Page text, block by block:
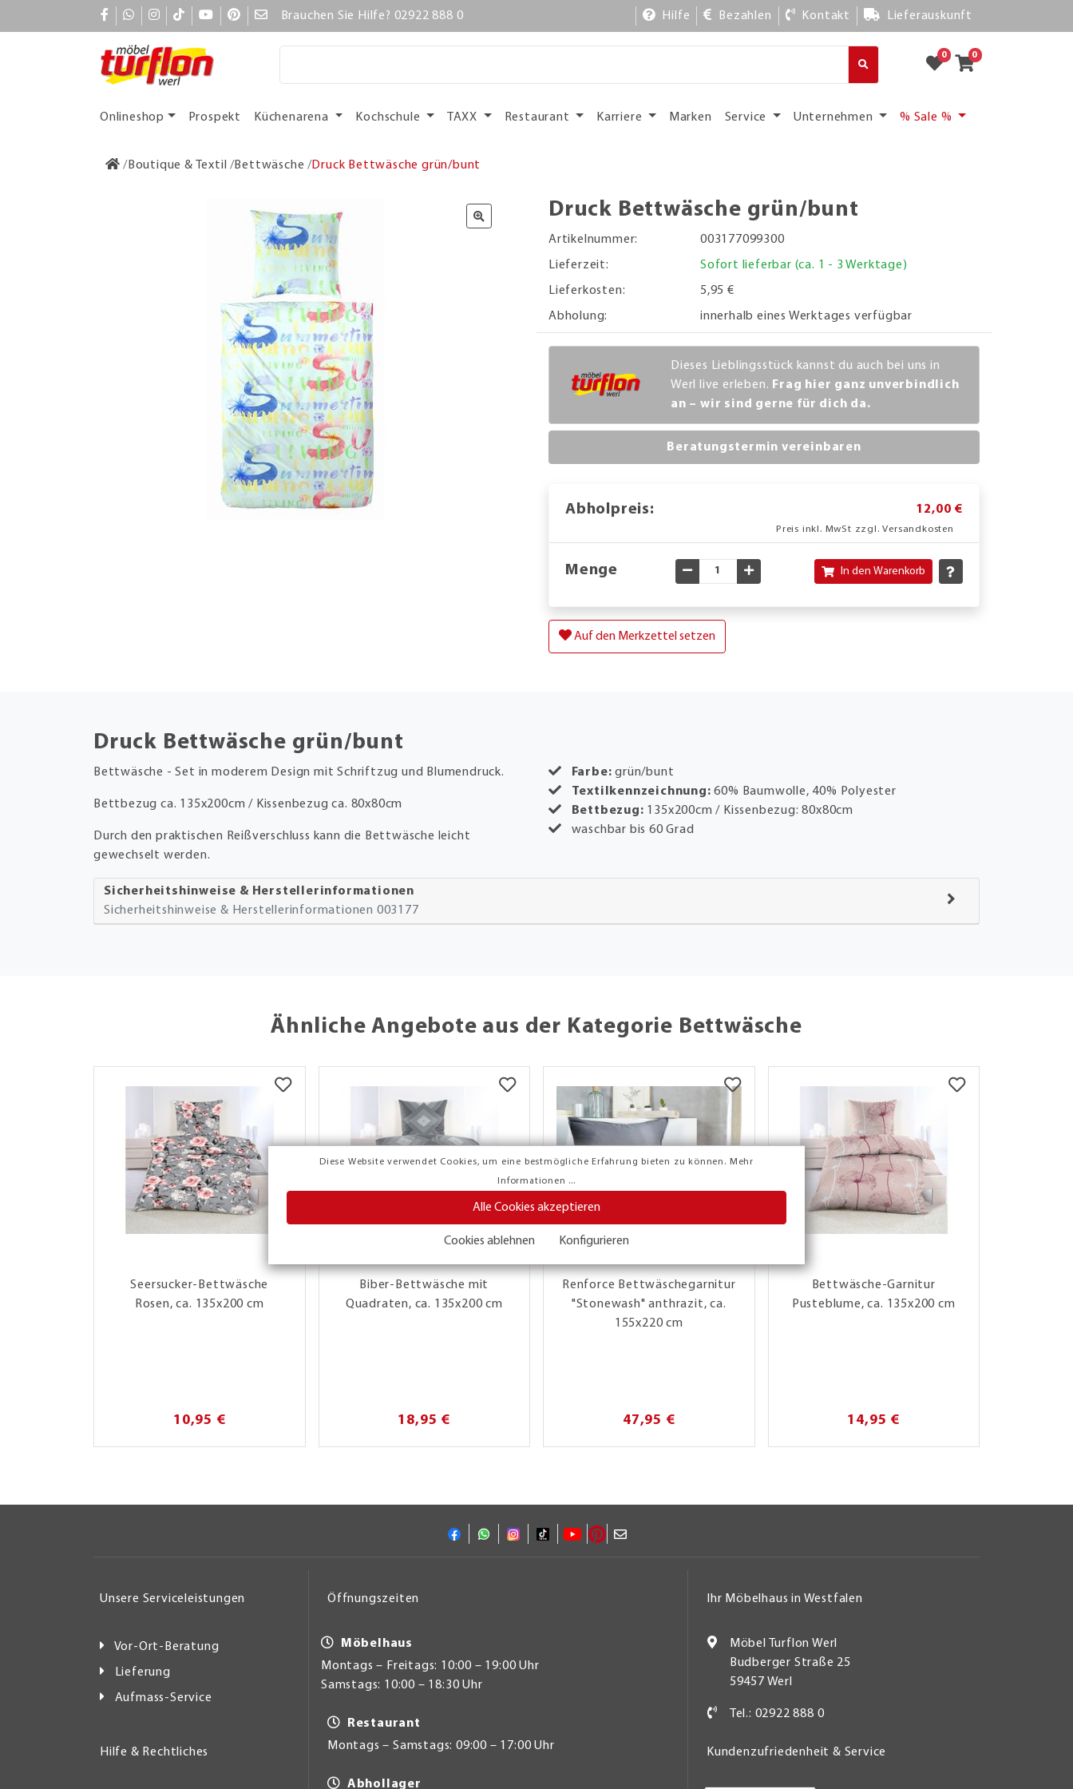
Diese Website verwendet Cookies, um eine bestmögliche Erfahrung bieten zu können. Mehr
Informationen ...
Alle Cookies akzeptieren
Cookies ablehnen Konfigurieren
Brauchen Sie Hilfe? 02922 888 0 Hilfe Bezahlen Kontakt Lieferauskunft
0 0
Onlineshop Prospekt Küchenarena Kochschule TAXX Restaurant Karriere Marken Service Unternehmen % Sale %
Boutique & Textil Bettwäsche Druck Bettwäsche grün/bunt
Druck Bettwäsche grün/bunt
Artikelnummer:
003177099300
Lieferzeit:
Sofort lieferbar (ca. 1 - 3 Werktage)
Lieferkosten:
5,95 €
Abholung:
innerhalb eines Werktages verfügbar
Dieses Lieblingsstück kannst du auch bei uns in
Werl live erleben. Frag hier ganz unverbindlich
an – wir sind gerne für dich da.
Beratungstermin vereinbaren
Abholpreis: 12,00 €
Preis inkl. MwSt zzgl. Versandkosten
Menge Gewünschte Menge verringern
Gewünschte Menge erhöhen
In den Warenkorb
Auf den Merkzettel setzen
Druck Bettwäsche grün/bunt
Bettwäsche - Set in moderem Design mit Schriftzug und Blumendruck.
Bettbezug ca. 135x200cm / Kissenbezug ca. 80x80cm
Durch den praktischen Reißverschluss kann die Bettwäsche leicht
gewechselt werden.
Farbe: grün/bunt
Textilkennzeichnung:60% Baumwolle, 40% Polyester
Bettbezug: 135x200cm / Kissenbezug: 80x80cm
waschbar bis 60 Grad
Sicherheitshinweise & Herstellerinformationen
Sicherheitshinweise & Herstellerinformationen 003177
Ähnliche Angebote aus der Kategorie Bettwäsche
Seersucker-Bettwäsche
Rosen, ca. 135x200 cm
10,95 €
Biber-Bettwäsche mit
Quadraten, ca. 135x200 cm
18,95 €
ABVERKAUF!
Renforce Bettwäschegarnitur
"Stonewash" anthrazit, ca.
155x220 cm
47,95 €
Bettwäsche-Garnitur
Pusteblume, ca. 135x200 cm
14,95 €
Unsere Serviceleistungen
Vor-Ort-Beratung
Lieferung
Aufmass-Service
Hilfe & Rechtliches
Öffnungszeiten
Möbelhaus
Montags – Freitags: 10:00 – 19:00 Uhr
Samstags: 10:00 – 18:30 Uhr
Restaurant
Montags – Samstags: 09:00 – 17:00 Uhr
Abhollager
Ihr Möbelhaus in Westfalen
Möbel Turflon Werl
Budberger Straße 25
59457 Werl
Tel.: 02922 888 0
Kundenzufriedenheit & Service